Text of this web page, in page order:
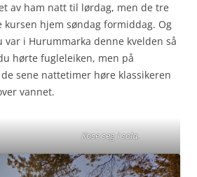
av ham natt til lørdag, men de tre
hjem søndag formiddag. Og
var i Hurummarka denne kvelden så
hørte fugleleiken, men på
sene nattetimer høre klassikeren
vannet.
Kose seg i sola.